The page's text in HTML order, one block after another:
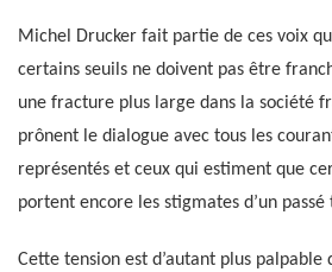
Michel Drucker fait partie de ces voix
certains seuils ne doivent pas être
une fracture plus large dans la société
prônent le dialogue avec tous les
représentés et ceux qui estiment que
portent encore les stigmates d’un passé
Cette tension est d’autant plus palpable